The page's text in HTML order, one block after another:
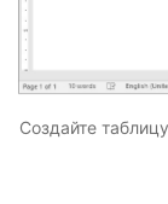
Создайте